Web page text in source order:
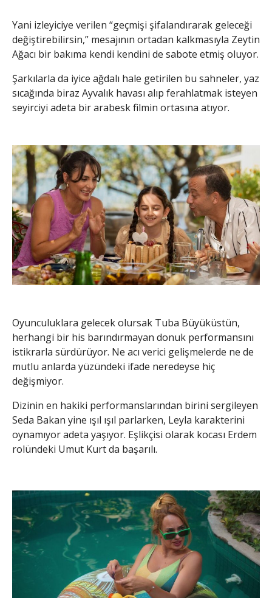
Yani izleyiciye verilen “geçmişi şifalandırarak geleceği
değiştirebilirsin,” mesajının ortadan kalkmasıyla Zeytin
Ağacı bir bakıma kendi kendini de sabote etmiş oluyor.
Şarkılarla da iyice ağdalı hale getirilen bu sahneler, yaz
sıcağında biraz Ayvalık havası alıp ferahlatmak isteyen
seyirciyi adeta bir arabesk filmin ortasına atıyor.
Oyunculuklara gelecek olursak Tuba Büyüküstün,
herhangi bir his barındırmayan donuk performansını
istikrarla sürdürüyor. Ne acı verici gelişmelerde ne de
mutlu anlarda yüzündeki ifade neredeyse hiç
değişmiyor.
Dizinin en hakiki performanslarından birini sergileyen
Seda Bakan yine ışıl ışıl parlarken, Leyla karakterini
oynamıyor adeta yaşıyor. Eşlikçisi olarak kocası Erdem
rolündeki Umut Kurt da başarılı.